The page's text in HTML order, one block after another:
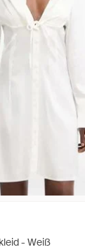
- Weiß